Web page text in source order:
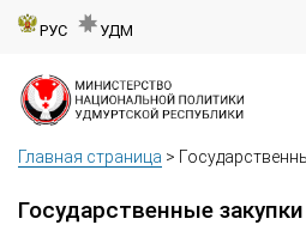
РУС УДМ
Главная страница >
Государственные закупки